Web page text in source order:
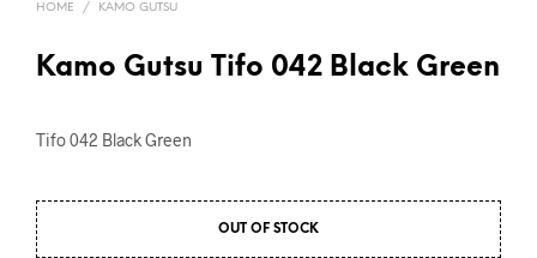
HOME / KAMO GUTSU
Kamo Gutsu Tifo 042 Black Green
Tifo 042 Black Green
OUT OF STOCK